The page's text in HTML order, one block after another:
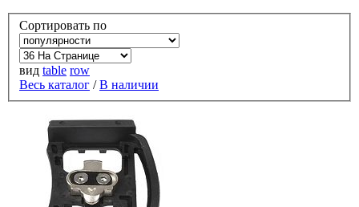
Сортировать по
вид table row
Весь каталог /В наличии